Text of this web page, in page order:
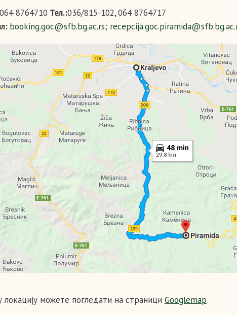
064 8764710 Тел.:036/815-102,064 8764717
booking.goc@sfb.bg.ac.rs;
локацију можете погледати на страници Googlemap